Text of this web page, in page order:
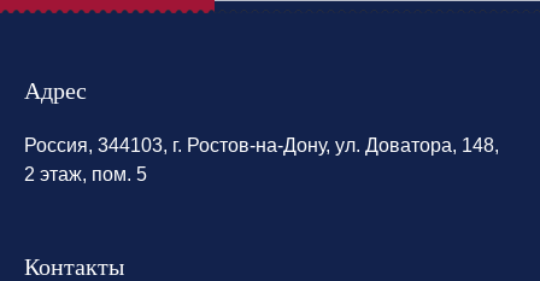
Адрес
Россия, 344103, г. Ростов-на-Дону, ул. Доватора, 148,
2 этаж, пом. 5
Контакты